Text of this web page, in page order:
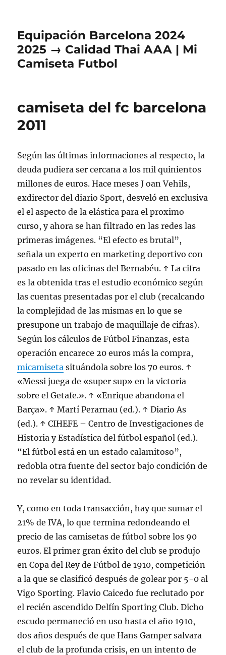
Equipación Barcelona 2024
2025 → Calidad Thai AAA | Mi
Camiseta Futbol
camiseta del fc barcelona
2011
Según las últimas informaciones al respecto, la
deuda pudiera ser cercana a los mil quinientos
millones de euros. Hace meses J oan Vehils,
exdirector del diario Sport, desveló en exclusiva
el el aspecto de la elástica para el proximo
curso, y ahora se han filtrado en las redes las
primeras imágenes. “El efecto es brutal”,
señala un experto en marketing deportivo con
pasado en las oficinas del Bernabéu. ↑ La cifra
es la obtenida tras el estudio económico según
las cuentas presentadas por el club (recalcando
la complejidad de las mismas en lo que se
presupone un trabajo de maquillaje de cifras).
Según los cálculos de Fútbol Finanzas, esta
operación encarece 20 euros más la compra,
micamiseta situándola sobre los 70 euros. ↑
«Messi juega de «super sup» en la victoria
sobre el Getafe.». ↑ «Enrique abandona el
Barça». ↑ Martí Perarnau (ed.). ↑ Diario As
(ed.). ↑ CIHEFE – Centro de Investigaciones de
Historia y Estadística del fútbol español (ed.).
“El fútbol está en un estado calamitoso”,
redobla otra fuente del sector bajo condición de
no revelar su identidad.
Y, como en toda transacción, hay que sumar el
21% de IVA, lo que termina redondeando el
precio de las camisetas de fútbol sobre los 90
euros. El primer gran éxito del club se produjo
en Copa del Rey de Fútbol de 1910, competición
a la que se clasificó después de golear por 5-0 al
Vigo Sporting. Flavio Caicedo fue reclutado por
el recién ascendido Delfín Sporting Club. Dicho
escudo permaneció en uso hasta el año 1910,
dos años después de que Hans Gamper salvara
el club de la profunda crisis, en un intento de